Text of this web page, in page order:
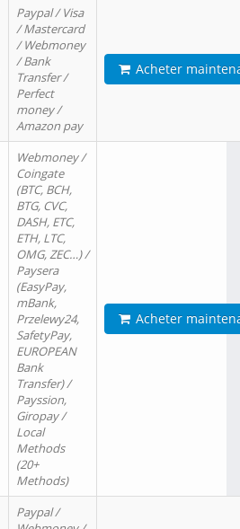
Paypal / Visa
/ Mastercard
/ Webmoney
/ Bank
Transfer /
Perfect
money /
Amazon pay
Acheter
Webmoney /
Coingate
(BTC, BCH,
BTG, CVC,
DASH, ETC,
ETH, LTC,
OMG, ZEC…) /
Paysera
(EasyPay,
mBank,
Przelewy24,
SafetyPay,
EUROPEAN
Bank
Transfer) /
Payssion,
Giropay /
Local
Methods
(20+
Methods)
Acheter
Paypal /